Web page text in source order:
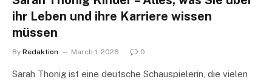
ihr Leben und ihre Karriere wissen
müssen
By Redaktion March 1, 2026 0
Sarah Thonig ist eine deutsche Schauspielerin, die vielen